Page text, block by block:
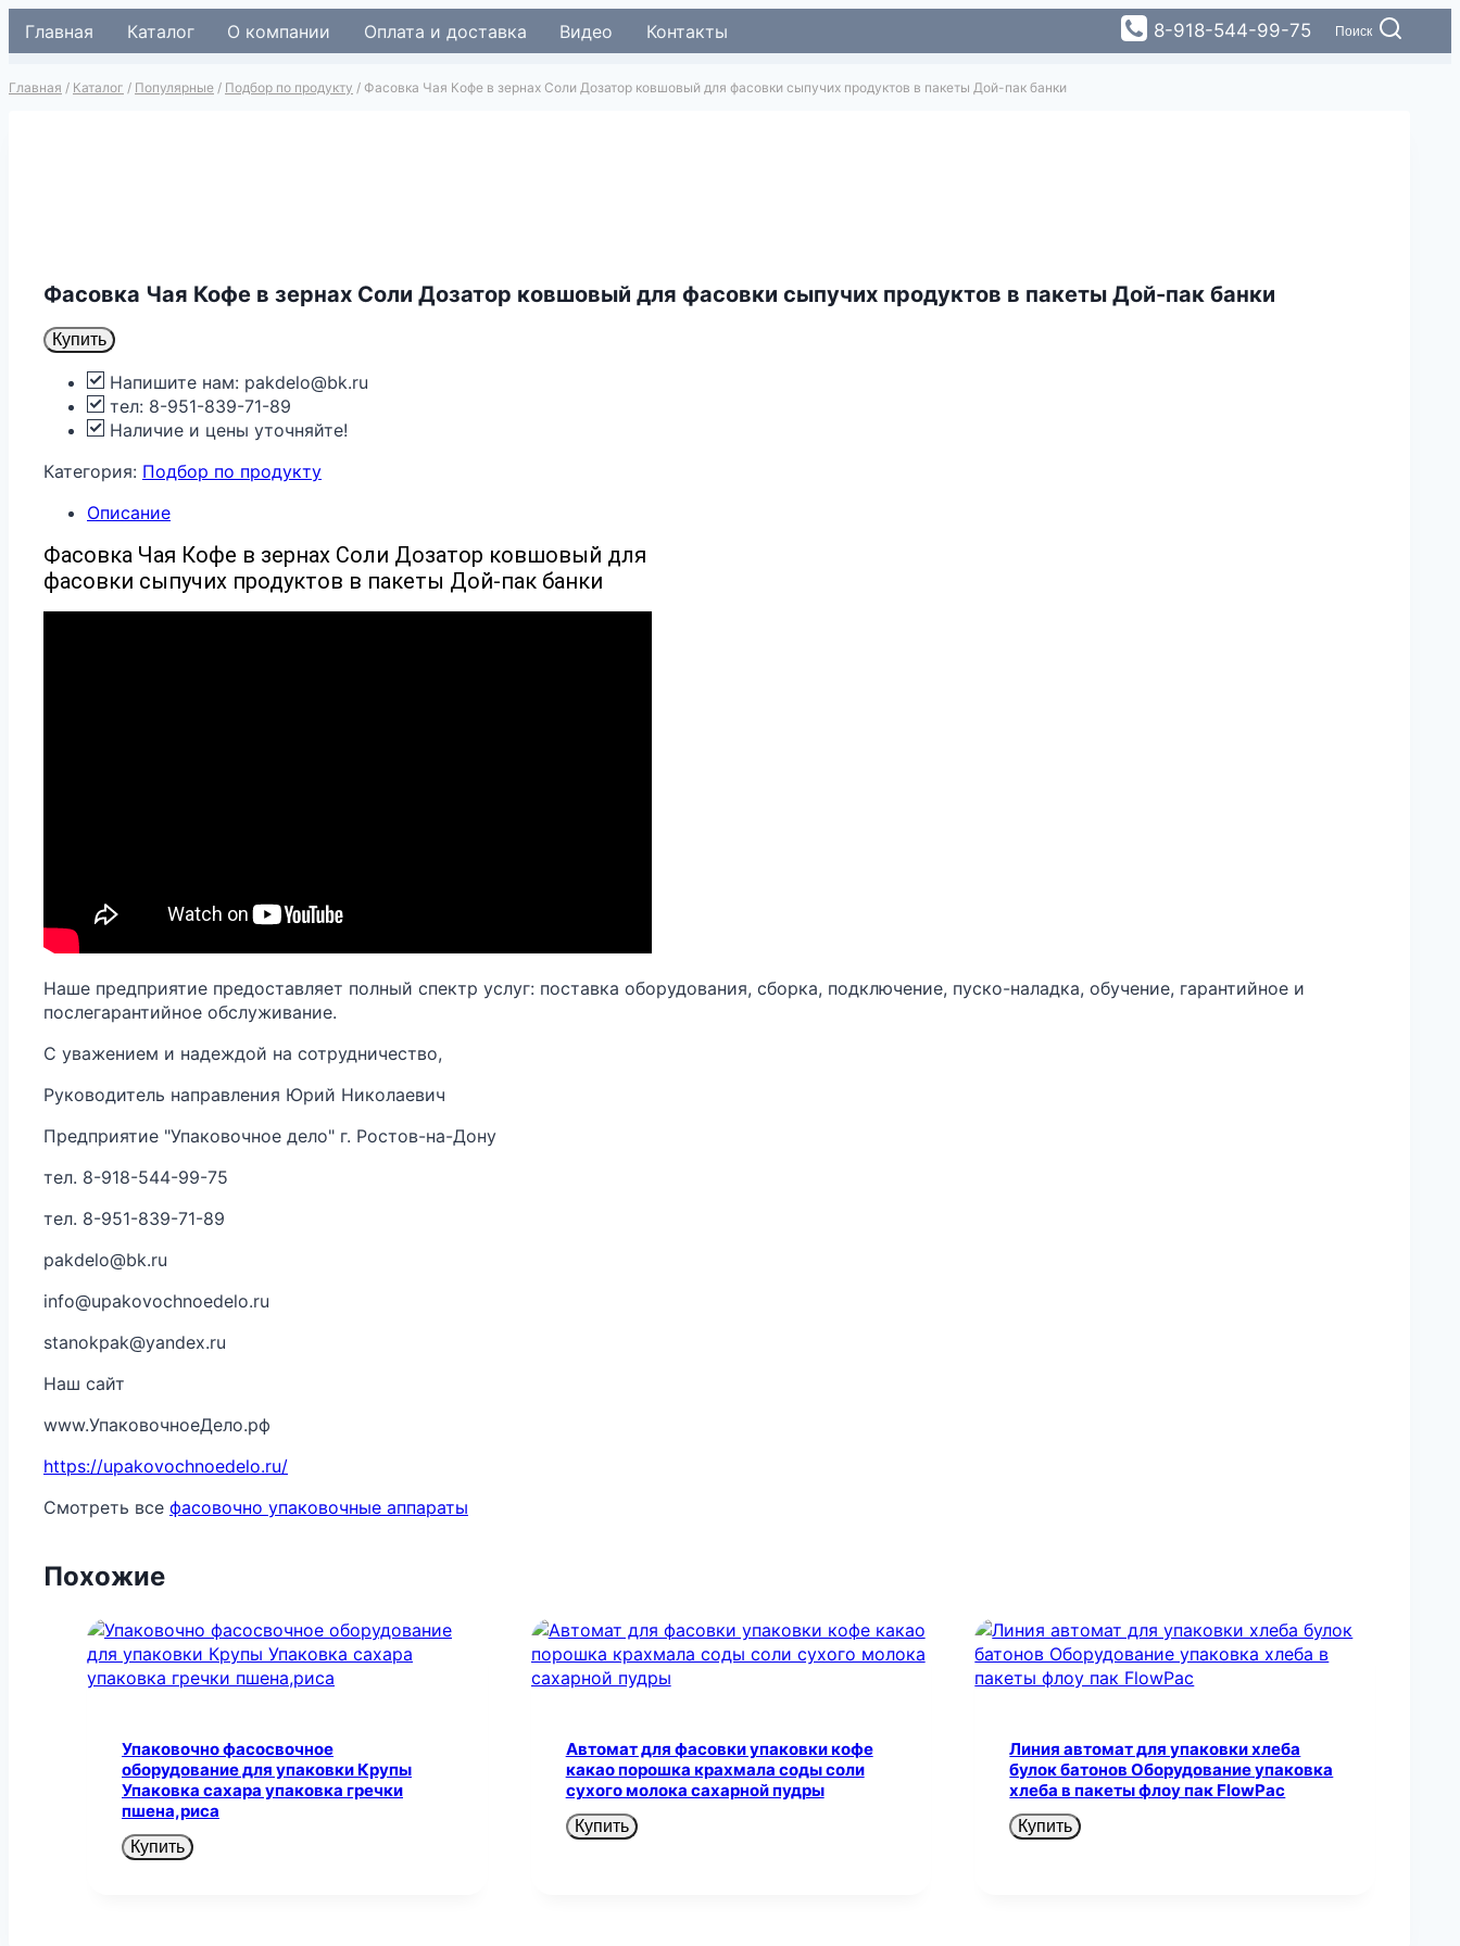
Перейти
Главная Каталог О компании Оплата и доставка Видео Контакты 8-918-544-99-75 Поиск
Главная / Каталог / Популярные / Подбор по продукту / Фасовка Чая Кофе в зернах Соли Дозатор ковшовый для фасовки сыпучих продуктов в пакеты Дой-пак банки
Фасовка Чая Кофе в зернах Соли Дозатор ковшовый для фасовки сыпучих продуктов в пакеты Дой-пак банки
Купить
Напишите нам: pakdelo@bk.ru
тел: 8-951-839-71-89
Наличие и цены уточняйте!
Категория: Подбор по продукту
Описание
Фасовка Чая Кофе в зернах Соли Дозатор ковшовый для
фасовки сыпучих продуктов в пакеты Дой-пак банки
Наше предприятие предоставляет полный спектр услуг: поставка оборудования, сборка, подключение, пуско-наладка, обучение, гарантийное и
послегарантийное обслуживание.
С уважением и надеждой на сотрудничество,
Руководитель направления Юрий Николаевич
Предприятие "Упаковочное дело" г. Ростов-на-Дону
тел. 8-918-544-99-75
тел. 8-951-839-71-89
pakdelo@bk.ru
info@upakovochnoedelo.ru
stanokpak@yandex.ru
Наш сайт
www.УпаковочноеДело.рф
https://upakovochnoedelo.ru/
Смотреть все фасовочно упаковочные аппараты
Похожие
Упаковочно фасосвочное
оборудование для упаковки Крупы
Упаковка сахара упаковка гречки
пшена,риса
Купить
Автомат для фасовки упаковки кофе
какао порошка крахмала соды соли
сухого молока сахарной пудры
Купить
Линия автомат для упаковки хлеба
булок батонов Оборудование упаковка
хлеба в пакеты флоу пак FlowPac
Купить